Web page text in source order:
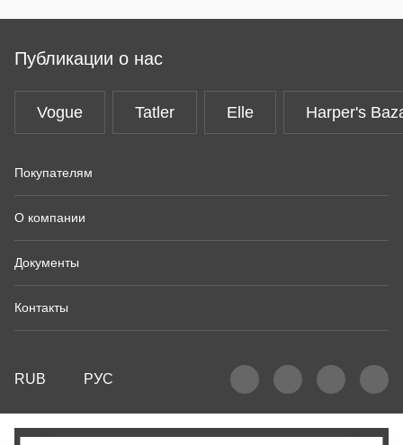
Публикации о нас
Vogue Tatler Elle Harper's
Покупателям
О компании
Документы
Контакты
RUB РУС